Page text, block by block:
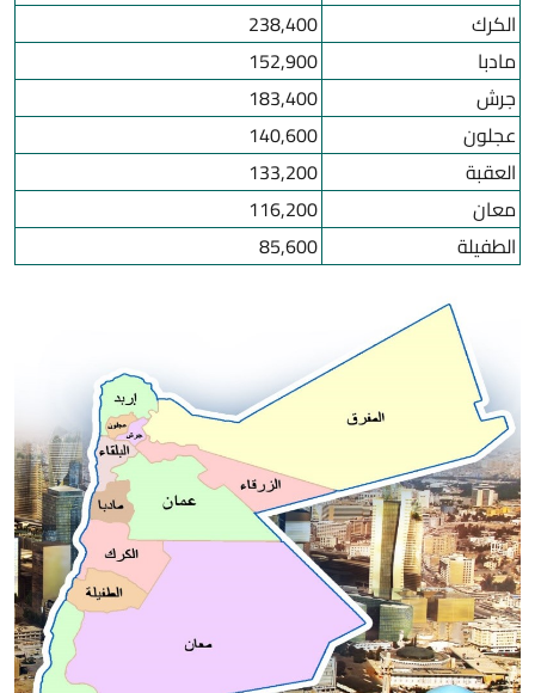
الكرك
238,400
مادبا
152,900
جرش
183,400
عجلون
140,600
العقبة
133,200
معان
116,200
الطفيلة
85,600